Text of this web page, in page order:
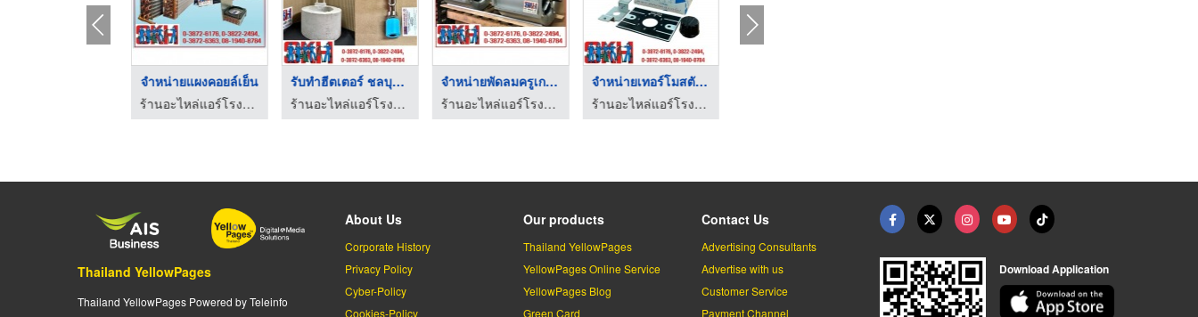
จำหน่ายแผงคอยล์เย็น
ร้านอะไหล่แอร์โรงงาน-แอร์บ้าน-แอร์รถ ชลบุรี
รับทําฮีตเตอร์ ชลบุร ...
ร้านอะไหล่แอร์โรงงาน-แอร์บ้าน-แอร์รถ ชลบุรี
จำหน่ายพัดลมครูเกอร์ ...
ร้านอะไหล่แอร์โรงงาน-แอร์บ้าน-แอร์รถ ชลบุรี
จำหน่ายเทอร์โมสตัท ต ...
ร้านอะไหล่แอร์โรงงาน-แอร์บ้าน-แอร์รถ ชลบุรี
Thailand YellowPages
Thailand YellowPages Powered by Teleinfo
About Us
Corporate History
Privacy Policy
Cyber-Policy
Cookies-Policy
Our products
Thailand YellowPages
YellowPages Online Service
YellowPages Blog
Green Card
Contact Us
Advertising Consultants
Advertise with us
Customer Service
Payment Channel
Download Application